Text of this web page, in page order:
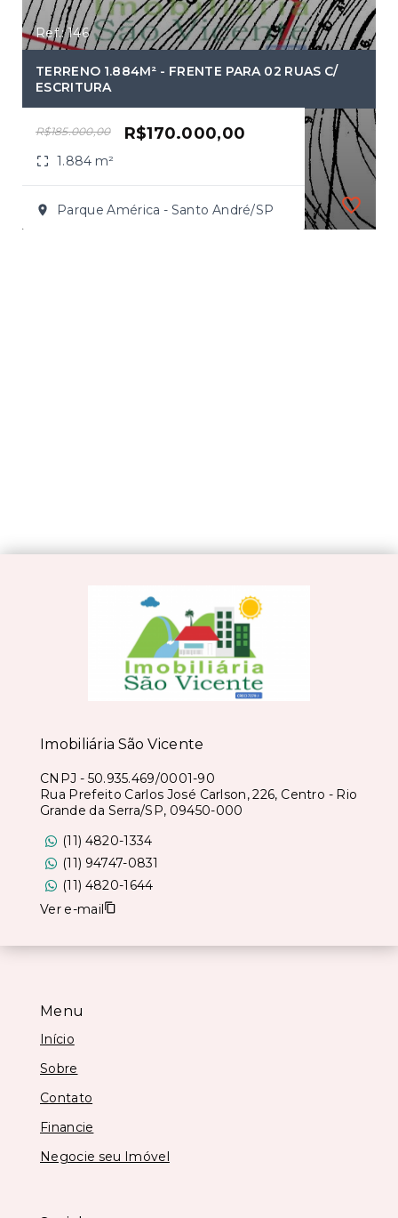
Ref.: 146
TERRENO 1.884M² - FRENTE PARA 02 RUAS C/
ESCRITURA
R$185.000,00 R$170.000,00
1.884 m²
Parque América - Santo André/SP
Menu
Início
Sobre
Contato
Financie
Negocie seu Imóvel
Imobiliária São Vicente
CNPJ - 50.935.469/0001-90
Rua Prefeito Carlos José Carlson, 226, Centro - Rio
Grande da Serra/SP, 09450-000
(11) 4820-1334
(11) 94747-0831
(11) 4820-1644
Ver e-mail